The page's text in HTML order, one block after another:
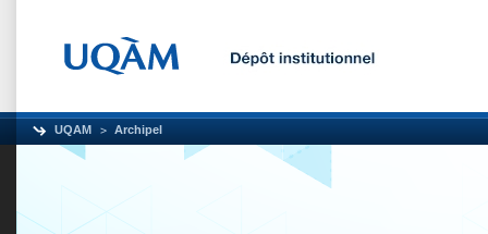
UQAM Archipel